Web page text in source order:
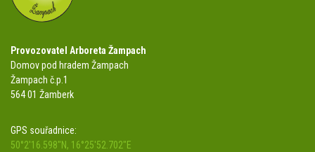
Provozovatel Arboreta Žampach
Domov pod hradem Žampach
Žampach č.p.1
564 01 Žamberk
GPS souřadnice:
50°2'16.598"N, 16°25'52.702"E